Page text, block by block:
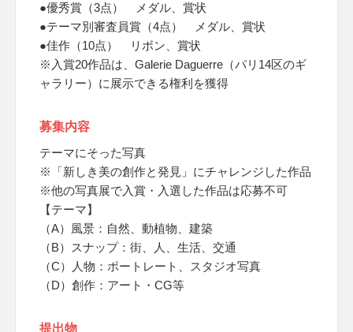
●優秀賞（3点） メダル、賞状
●テーマ別審査員賞（4点） メダル、賞状
●佳作（10点） リボン、賞状
※入賞20作品は、Galerie Daguerre（パリ14区のギ
ャラリー）に展示できる権利を獲得
募集内容
テーマにそった写真
※「新しき美の創作と発見」にチャレンジした作品
※他の写真展で入賞・入選した作品は応募不可
【テーマ】
（A）風景：自然、動植物、建築
（B）スナップ：街、人、生活、交通
（C）人物：ポートレート、スタジオ写真
（D）創作：アート・CG等
提出物